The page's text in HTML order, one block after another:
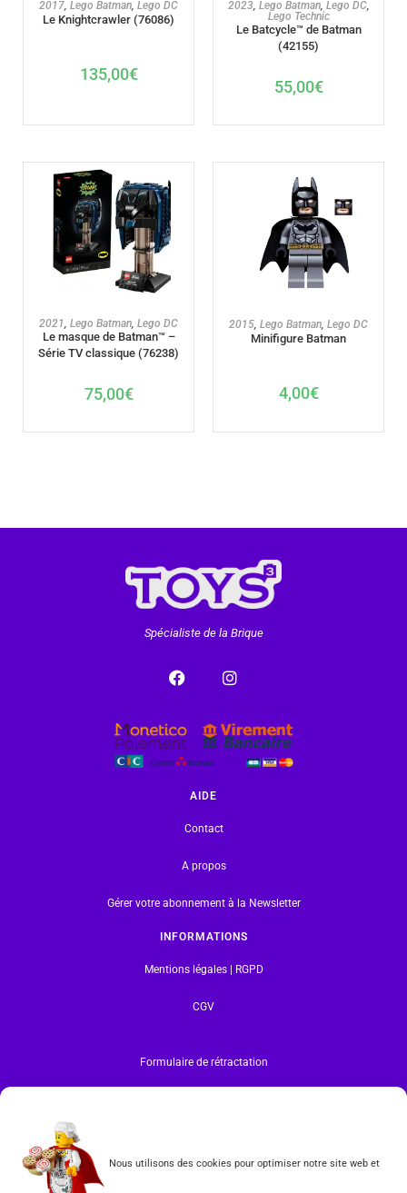
Nous utilisons des cookies pour optimiser notre site web et
2017, Lego Batman, Lego DC
Le Knightcrawler (76086)
135,00€
2023, Lego Batman, Lego DC,
Lego Technic
Le Batcycle™ de Batman
(42155)
55,00€
AJOUTER AU PANIER
2021, Lego Batman, Lego DC
Le masque de Batman™ –
Série TV classique (76238)
75,00€
AJOUTER AU PANIER
2015 Lego Batman Lego DC
Minifigure Batman
4,00€
Spécialiste de la Brique
AIDE
Contact
A propos
Gérer votre abonnement à la Newsletter
INFORMATIONS
Mentions légales | RGPD
CGV
Formulaire de rétractation
en restent les propriétaires. Tous droits réservés.
INSCRIPTION À LA NEWSLETTER